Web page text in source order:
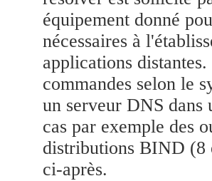
équipement donné
nécessaires à
applications
commandes selon le
un serveur DNS dans
cas par exemple des
distributions BIND (8
ci-après.